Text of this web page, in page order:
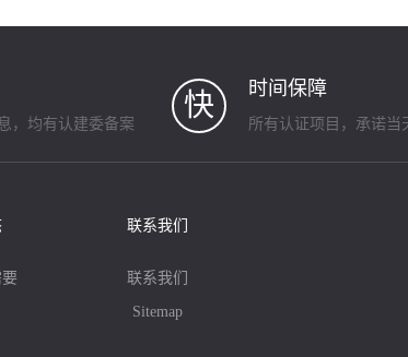
，均有认建委备案
快 时间保障
所有认证项目，承诺当
联系我们
联系我们
Sitemap